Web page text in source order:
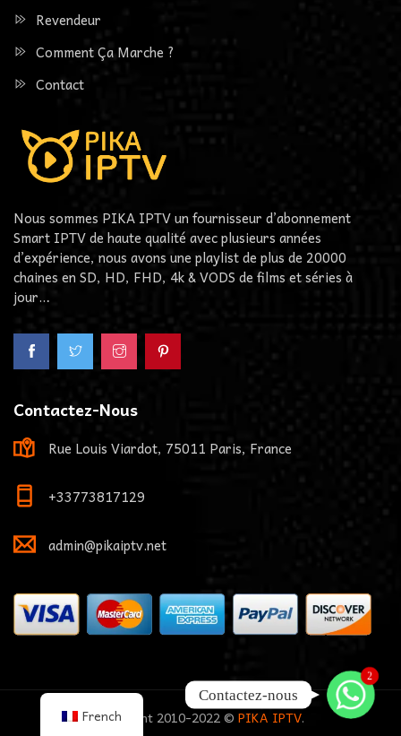
Revendeur
Comment Ça Marche ?
Contact
Nous sommes PIKA IPTV un fournisseur d’abonnement
Smart IPTV de haute qualité avec plusieurs années
d’expérience, nous avons une playlist de plus de 20000
chaines en SD, HD, FHD, 4k & VODS de films et séries à
jour…
Contactez-Nous
Rue Louis Viardot, 75011 Paris, France
+33773817129
admin@pikaiptv.net
Copyright 2010-2022 © PIKA IPTV.
French
Whatsapp
2
Contactez-nous